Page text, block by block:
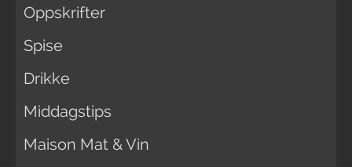
Oppskrifter
Spise
Drikke
Middagstips
Maison Mat & Vin